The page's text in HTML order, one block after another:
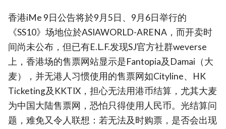
香港iMe 9日公告将於9月5日、9月6日举行的
《SS10》场地位於ASIAWORLD-ARENA，而开卖时
间尚未公布，但已有E.L.F.发现SJ官方社群weverse
上，香港场的售票网站显示是Fantopia及Damai（大
麦），并无港人习惯使用的售票网如Cityline、HK
Ticketing及KKTIX，担心无法用港币结算，尤其大麦
为中国大陆售票网，恐怕只得使用人民币。光结算问
题，难免又令人联想：若无法及时购票，是否会出现